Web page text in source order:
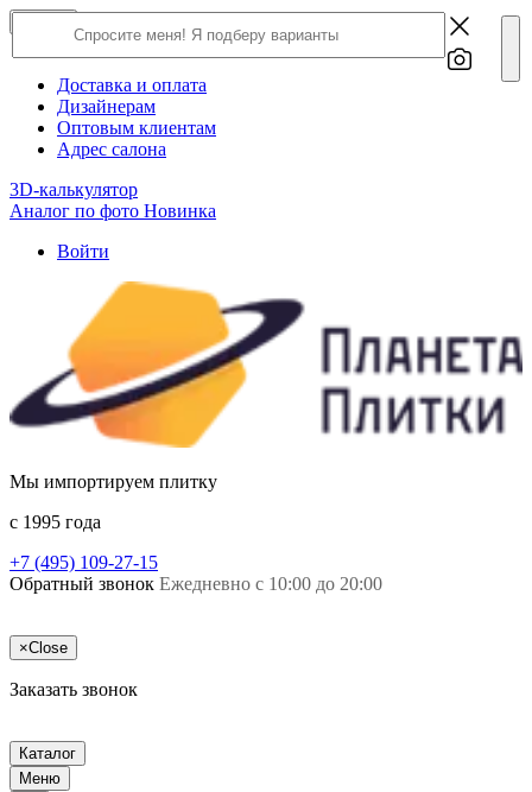
О компании
Доставка и оплата
Дизайнерам
Оптовым клиентам
Адрес салона
3D-калькулятор
Аналог по фото Новинка
Войти
Мы импортируем плитку
c 1995 года
+7 (495) 109-27-15
Обратный звонок Ежедневно с 10:00 до 20:00
×Close
Заказать звонок
Каталог
Меню